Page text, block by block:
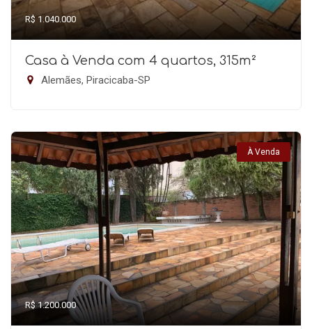
R$ 1.040.000
Casa à Venda com 4 quartos, 315m²
Alemães, Piracicaba-SP
À Venda
R$ 1.200.000